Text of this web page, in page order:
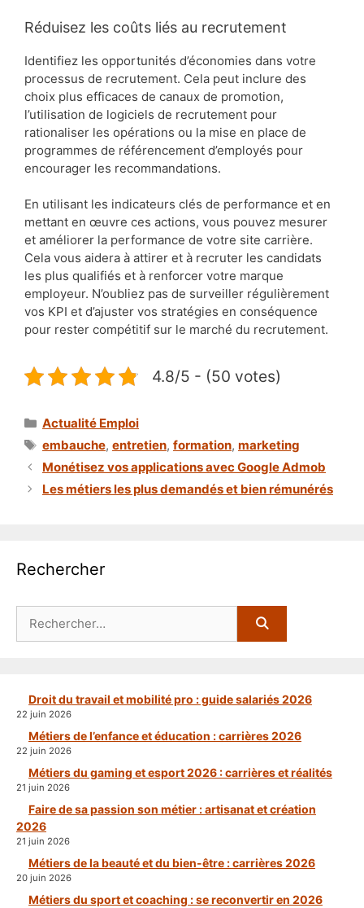
Réduisez les coûts liés au recrutement
Identifiez les opportunités d’économies dans votre
processus de recrutement. Cela peut inclure des
choix plus efficaces de canaux de promotion,
l’utilisation de logiciels de recrutement pour
rationaliser les opérations ou la mise en place de
programmes de référencement d’employés pour
encourager les recommandations.
En utilisant les indicateurs clés de performance et en
mettant en œuvre ces actions, vous pouvez mesurer
et améliorer la performance de votre site carrière.
Cela vous aidera à attirer et à recruter les candidats
les plus qualifiés et à renforcer votre marque
employeur. N’oubliez pas de surveiller régulièrement
vos KPI et d’ajuster vos stratégies en conséquence
pour rester compétitif sur le marché du recrutement.
4.8/5 - (50 votes)
Catégories
Actualité Emploi
Étiquettes
embauche, entretien, formation, marketing
Monétisez vos applications avec Google Admob
Les métiers les plus demandés et bien rémunérés
Rechercher
Droit du travail et mobilité pro : guide salariés 2026
22 juin 2026
Métiers de l’enfance et éducation : carrières 2026
22 juin 2026
Métiers du gaming et esport 2026 : carrières et réalités
21 juin 2026
Faire de sa passion son métier : artisanat et création
2026
21 juin 2026
Métiers de la beauté et du bien-être : carrières 2026
20 juin 2026
Métiers du sport et coaching : se reconvertir en 2026